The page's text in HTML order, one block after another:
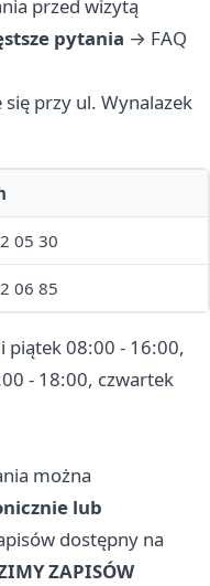
przed wizytą
pytania → FAQ
się przy ul. Wynalazek
05 30
06 85
piątek 08:00 - 16:00,
- 18:00, czwartek
można
lub
dostępny na
ZAPISÓW